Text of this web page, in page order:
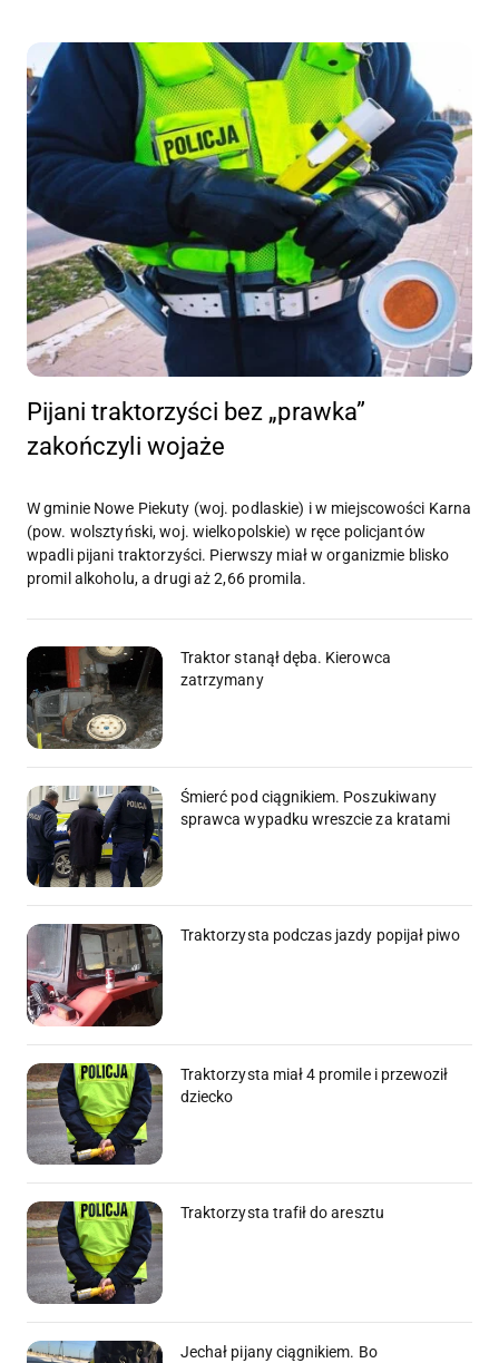
Pijani traktorzyści bez „prawka”
zakończyli wojaże
W gminie Nowe Piekuty (woj. podlaskie) i w miejscowości Karna
(pow. wolsztyński, woj. wielkopolskie) w ręce policjantów
wpadli pijani traktorzyści. Pierwszy miał w organizmie blisko
promil alkoholu, a drugi aż 2,66 promila.
Traktor stanął dęba. Kierowca
zatrzymany
Śmierć pod ciągnikiem. Poszukiwany
sprawca wypadku wreszcie za kratami
Traktorzysta podczas jazdy popijał piwo
Traktorzysta miał 4 promile i przewoził
dziecko
Traktorzysta trafił do aresztu
Jechał pijany ciągnikiem. Bo